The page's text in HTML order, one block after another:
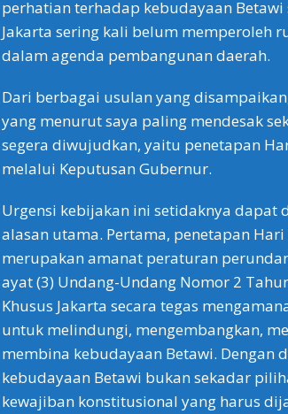
perhatian terhadap kebudayaan
Jakarta sering kali belum memperoleh
dalam agenda pembangunan daerah.
Dari berbagai usulan yang
yang menurut saya paling mendesak
segera diwujudkan, yaitu penetapan
melalui Keputusan Gubernur.
Urgensi kebijakan ini setidaknya dapat
alasan utama. Pertama, penetapan
merupakan amanat peraturan
ayat (3) Undang-Undang Nomor 2
Khusus Jakarta secara tegas
untuk melindungi, mengembangkan,
membina kebudayaan Betawi. Dengan
kebudayaan Betawi bukan sekadar
kewajiban konstitusional yang harus